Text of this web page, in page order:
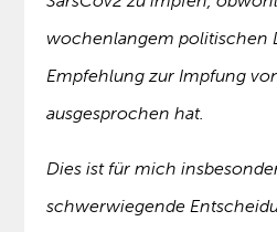
wochenlangem politischen
Empfehlung zur Impfung
ausgesprochen hat.
Dies ist für mich
schwerwiegende